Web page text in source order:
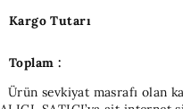
Kargo Tutarı
Toplam :
Ürün sevkiyat masrafı olan